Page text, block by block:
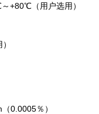
+80℃（用户选用）
0.0005％）